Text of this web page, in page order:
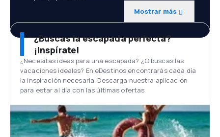
Mostrar más
¿Buscas la escapada perfecta?
¡Inspírate!
¿Necesitas ideas para una escapada? ¿O buscas las
vacaciones ideales? En eDestinos encontrarás cada día
la inspiración necesaria. Descarga nuestra aplicación
para estar al día con las últimas ofertas.